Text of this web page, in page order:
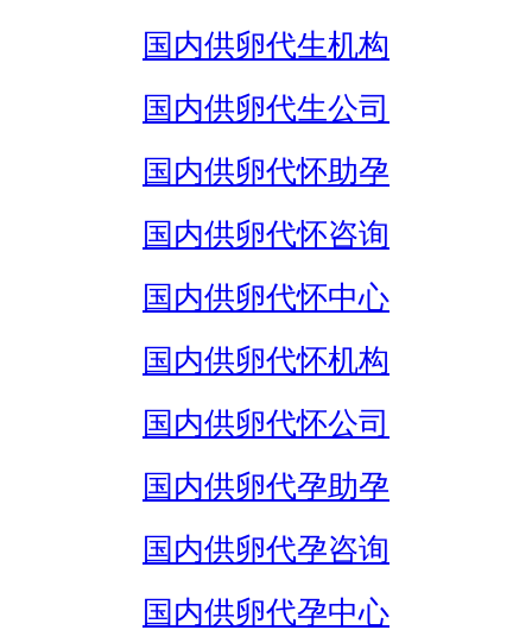
国内供卵代生机构
国内供卵代生公司
国内供卵代怀助孕
国内供卵代怀咨询
国内供卵代怀中心
国内供卵代怀机构
国内供卵代怀公司
国内供卵代孕助孕
国内供卵代孕咨询
国内供卵代孕中心